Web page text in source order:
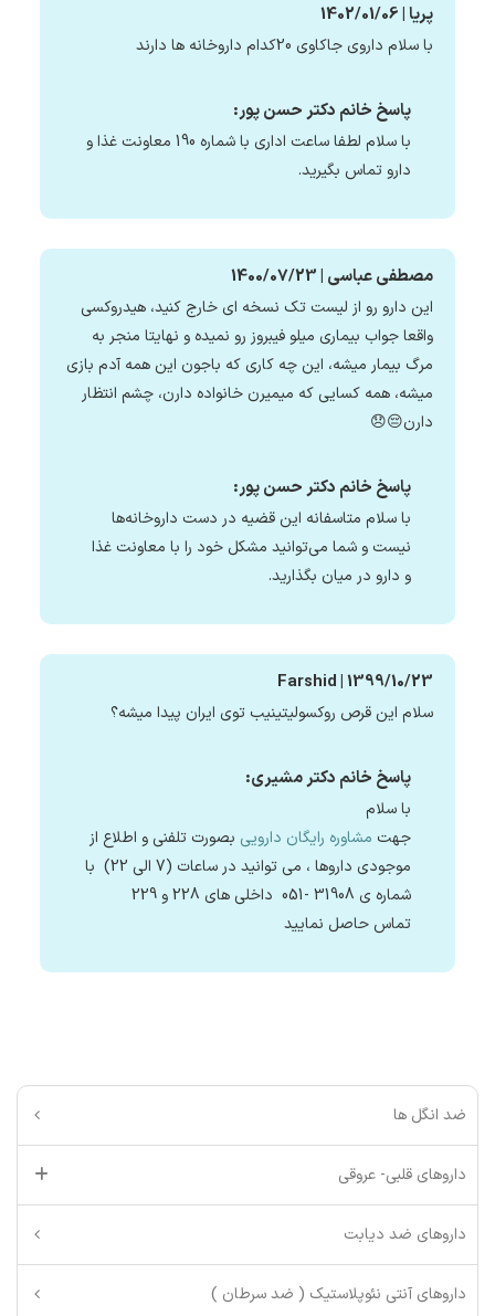
پریا | 1402/01/06
با سلام داروی جاکاوی 20کدام داروخانه ها دارند
پاسخ خانم دکتر حسن پور:
با سلام لطفا ساعت اداری با شماره 190 معاونت غذا و
دارو تماس بگیرید.
مصطفی عباسی | 1400/07/23
این دارو رو از لیست تک نسخه ای خارج کنید، هیدروکسی
واقعا جواب بیماری میلو فیبروز رو نمیده و نهایتا منجر به
مرگ بیمار میشه، این چه کاری که باجون این همه آدم بازی
میشه، همه کسایی که میمیرن خانواده دارن، چشم انتظار
دارن😔😞
پاسخ خانم دکتر حسن پور:
با سلام متاسفانه این قضیه در دست داروخانه‌ها
نیست و شما می‌توانید مشکل خود را با معاونت غذا
و دارو در میان بگذارید.
Farshid | 1399/10/23
سلام این قرص روکسولیتینیب توی ایران پیدا میشه؟
پاسخ خانم دکتر مشیری:
با سلام
جهت مشاوره رایگان دارویی بصورت تلفنی و اطلاع از
موجودی داروها ، می توانید در ساعات (7 الی 22) با
شماره ی 31908 -051 داخلی های 228 و 229
تماس حاصل نمایید
ضد انگل ها
داروهای قلبی- عروقی
داروهای ضد دیابت
داروهای آنتی نئوپلاستیک ( ضد سرطان )